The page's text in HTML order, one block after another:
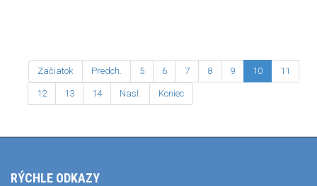
Začiatok Predch. 5 6 7 8 9 10 11
12 13 14 Nasl. Koniec
RÝCHLE ODKAZY